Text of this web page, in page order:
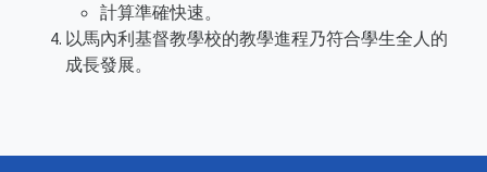
計算準確快速。
以馬內利基督教學校的教學進程乃符合學生全人的
成長發展。